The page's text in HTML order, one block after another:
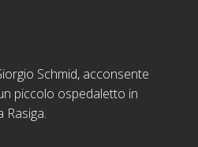
Schmid, acconsente
piccolo ospedaletto in
Rasiga.